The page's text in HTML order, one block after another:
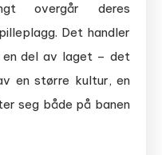
overgår deres
Det handler
del av laget – det
en større kultur, en
seg både på banen